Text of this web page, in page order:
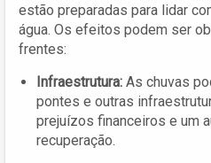
estão preparadas para lidar
água. Os efeitos podem ser
frentes:
Infraestrutura: As chuvas
pontes e outras
prejuízos financeiros e um
recuperação.